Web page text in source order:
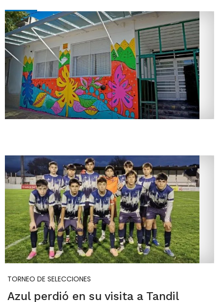
TORNEO DE SELECCIONES
Azul perdió en su visita a Tandil